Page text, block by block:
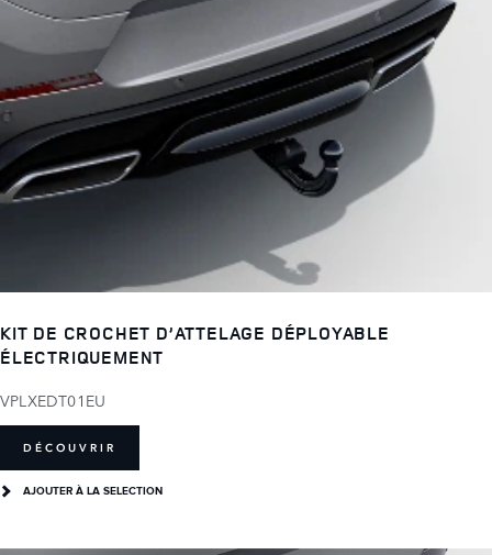
KIT DE CROCHET D’ATTELAGE DÉPLOYABLE
ÉLECTRIQUEMENT
VPLXEDT01EU
DÉCOUVRIR
AJOUTER À LA SELECTION